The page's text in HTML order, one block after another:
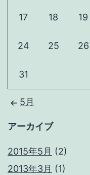
17 18 19
24 25 26
31
5月
アーカイブ
2015年5月 (2)
2013年3月 (1)